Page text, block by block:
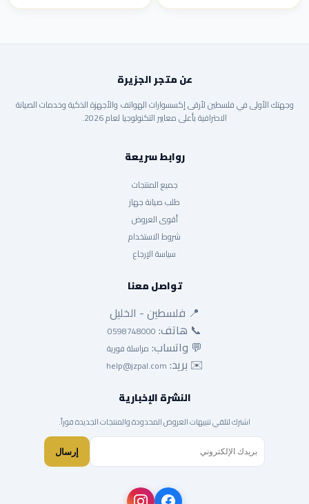
عن متجر الجزيرة
وجهتك الأولى في فلسطين لأرقى إكسسوارات الهواتف والأجهزة الذكية وخدمات الصيانة
الاحترافية بأعلى معايير التكنولوجيا لعام 2026.
روابط سريعة
جميع المنتجات
طلب صيانة جهاز
أقوى العروض
شروط الاستخدام
سياسة الإرجاع
تواصل معنا
📍 فلسطين - الخليل
📞 هاتف: 0598748000
💬 واتساب: مراسلة فورية
✉️ بريد: help@jzpal.com
النشرة الإخبارية
اشترك لتلقي تنبيهات العروض المحدودة والمنتجات الجديدة فوراً.
إرسال